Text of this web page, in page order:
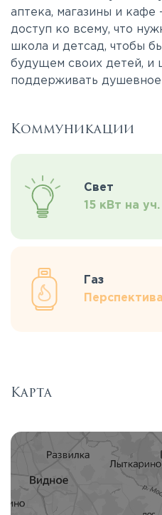
аптека, магазины и кафе
доступ ко всему, что
школа и детсад, чтобы
будущем своих детей, и
поддерживать душевное
Коммуникации
Свет
15 кВт на уч.
Газ
Перспектива
Карта